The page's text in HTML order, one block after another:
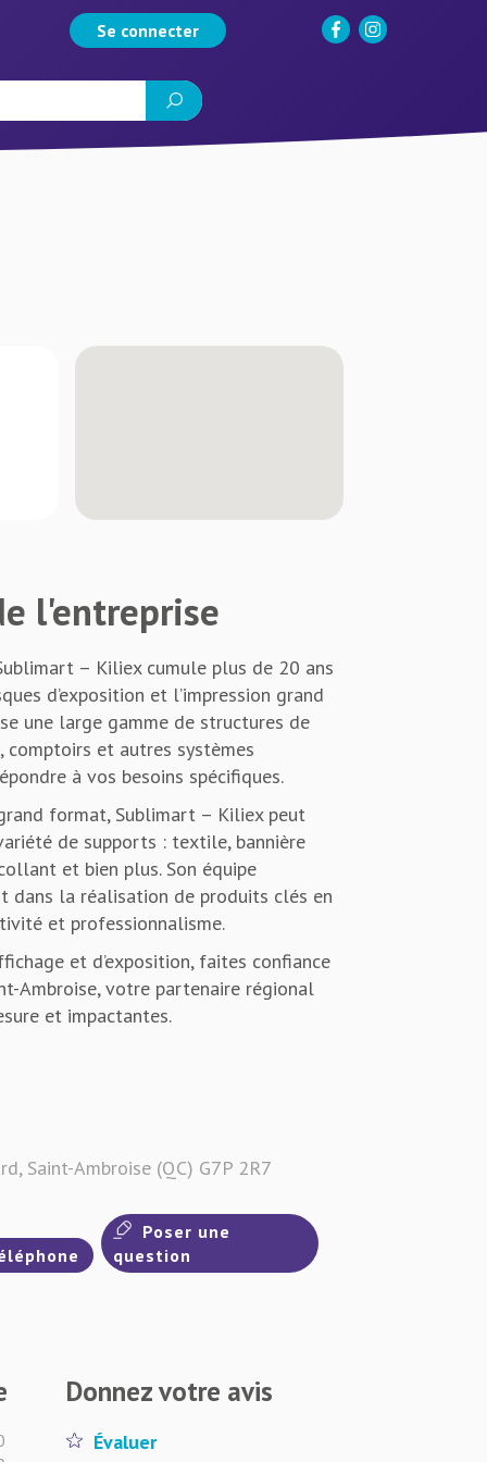
Se connecter
l'entreprise
– Kiliex cumule plus de 20 ans
d’exposition et l’impression grand
une large gamme de structures de
comptoirs et autres systèmes
à vos besoins spécifiques.
format, Sublimart – Kiliex peut
de supports : textile, bannière
et bien plus. Son équipe
dans la réalisation de produits clés en
et professionnalisme.
et d’exposition, faites confiance
Ambroise, votre partenaire régional
et impactantes.
Saint-Ambroise (QC) G7P 2R7
Poser une
question
Donnez votre avis
Évaluer